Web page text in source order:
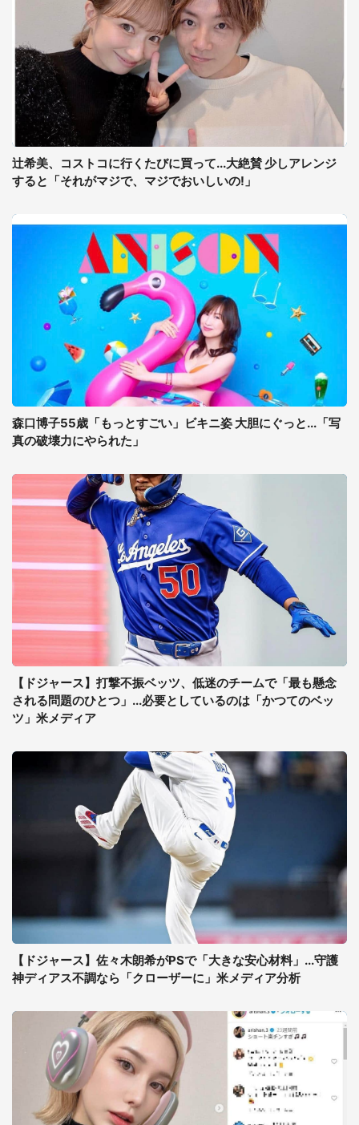
辻希美、コストコに行くたびに買って...大絶賛 少しアレンジ
すると「それがマジで、マジでおいしいの!」
森口博子55歳「もっとすごい」ビキニ姿 大胆にぐっと...「写
真の破壊力にやられた」
【ドジャース】打撃不振ベッツ、低迷のチームで「最も懸念
される問題のひとつ」...必要としているのは「かつてのベッ
ツ」米メディア
【ドジャース】佐々木朗希がPSで「大きな安心材料」...守護
神ディアス不調なら「クローザーに」米メディア分析